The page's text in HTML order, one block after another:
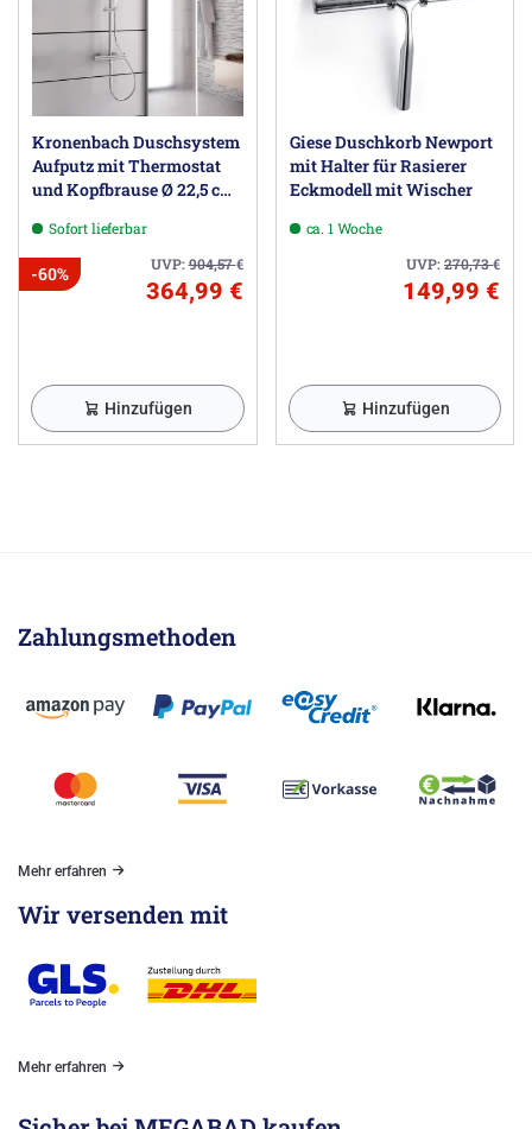
Kronenbach Duschsystem
Aufputz mit Thermostat
und Kopfbrause Ø 22,5 cm,
Sofort lieferbar
UVP:904,57€
-60%
364,99 €
Hinzufügen
Giese Duschkorb Newport
mit Halter für Rasierer
Eckmodell mit Wischer
ca. 1 Woche
UVP:270,73€
149,99 €
Hinzufügen
Zahlungsmethoden
Mehr erfahren
Wir versenden mit
Mehr erfahren